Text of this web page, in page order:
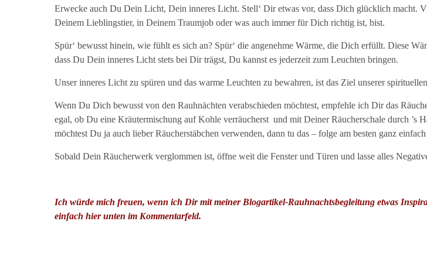
Erwecke auch Du Dein Licht, Dein inneres Licht. Stell‘ Dir etwas vor, dass Dich glücklich macht.
Deinem Lieblingstier, in Deinem Traumjob oder was auch immer für Dich richtig ist, bist.
Spür‘ bewusst hinein, wie fühlt es sich an? Spür‘ die angenehme Wärme, die Dich erfüllt. Diese
dass Du Dein inneres Licht stets bei Dir trägst, Du kannst es jederzeit zum Leuchten bringen.
Unser inneres Licht zu spüren und das warme Leuchten zu bewahren, ist das Ziel unserer
Wenn Du Dich bewusst von den Rauhnächten verabschieden möchtest, empfehle ich Dir das
egal, ob Du eine Kräutermischung auf Kohle verräucherst und mit Deiner Räucherschale durch ’s
möchtest Du ja auch lieber Räucherstäbchen verwenden, dann tu das – folge am besten ganz
Sobald Dein Räucherwerk verglommen ist, öffne weit die Fenster und Türen und lasse alles
Ich würde mich freuen, wenn ich Dir mit meiner Blogartikel-Rauhnachtsbegleitung etwas
einfach hier unten im Kommentarfeld.